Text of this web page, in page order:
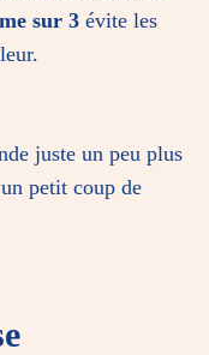
sur 3 évite les
juste un peu plus
petit coup de